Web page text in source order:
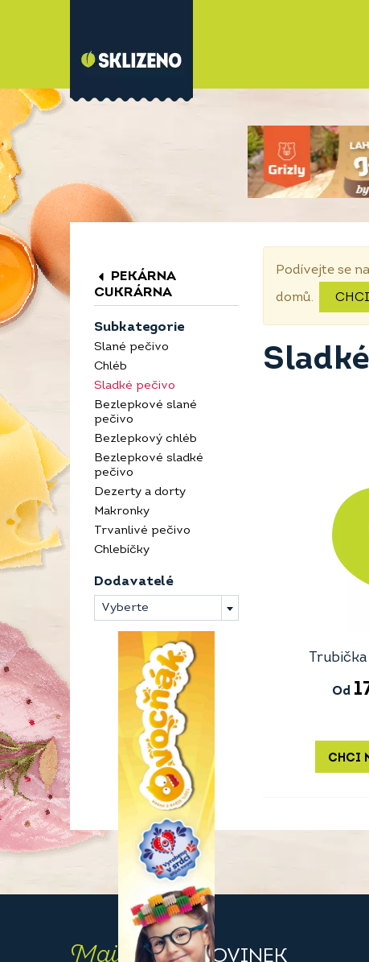
PEKÁRNA
CUKRÁRNA
Subkategorie
Slané pečivo
Chléb
Sladké pečivo
Bezlepkové slané
pečivo
Bezlepkový chléb
Bezlepkové sladké
pečivo
Dezerty a dorty
Makronky
Trvanlivé pečivo
Chlebíčky
Dodavatelé
Vyberte
Podívejte se
domů.
Od
CHCI
MailyPLNÉ NOVINEK